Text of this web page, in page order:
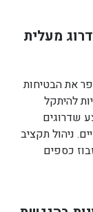
מעלית
את הבטיחות
להיתקל
שדרוגים
ניהול תקציב
כספים